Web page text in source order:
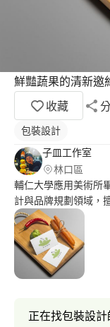
鮮豔蔬果的清新邀
收藏
包裝設計
子皿工作室
林口區
輔仁大學應用美術所
計與品牌規劃領域，
計、平面設計、品牌
正在找包裝設計